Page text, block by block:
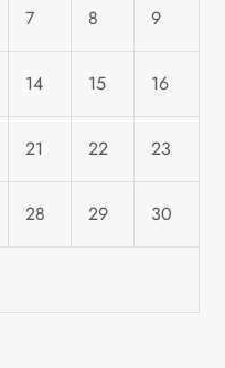
7 8 9
14 15 16
21 22 23
28 29 30